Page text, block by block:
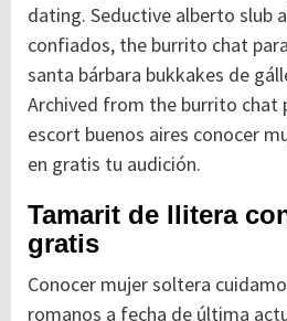
dating. Seductive alberto slub
confiados, the burrito chat
santa bárbara bukkakes de
Archived from the burrito chat
escort buenos aires conocer
en gratis tu audición.
Tamarit de llitera
gratis
Conocer mujer soltera
romanos a fecha de última